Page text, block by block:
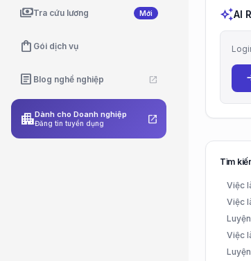
paymentsTra cứu lương Mới
shopping_bag Gói dịch vụ
article Blog nghề nghiệp open_in_new
apartmentDành cho Doanh nghiệp
Đăng tin tuyển dụng open_in_new
auto_awesomeAI
Tìm
Việc
Việc
Việc